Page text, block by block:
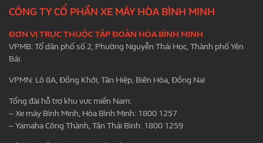
CÔNG TY CỔ PHẦN XE MÁY HÒA BÌNH MINH
ĐƠN VỊ TRỰC THUỘC TẬP ĐOÀN HÒA BÌNH MINH
VPMB: Tổ dân phố số 2, Phường Nguyễn Thái Học, Thành phố Yên
Bái.
VPMN: Lô 8A, Đồng Khởi, Tân Hiệp, Biên Hòa, Đồng Nai
Tổng đài hỗ trợ khu vực miền Nam:
– Xe máy Bình Minh, Hòa Bình Minh: 1800 1257
– Yamaha Công Thành, Tân Thái Bình: 1800 1259